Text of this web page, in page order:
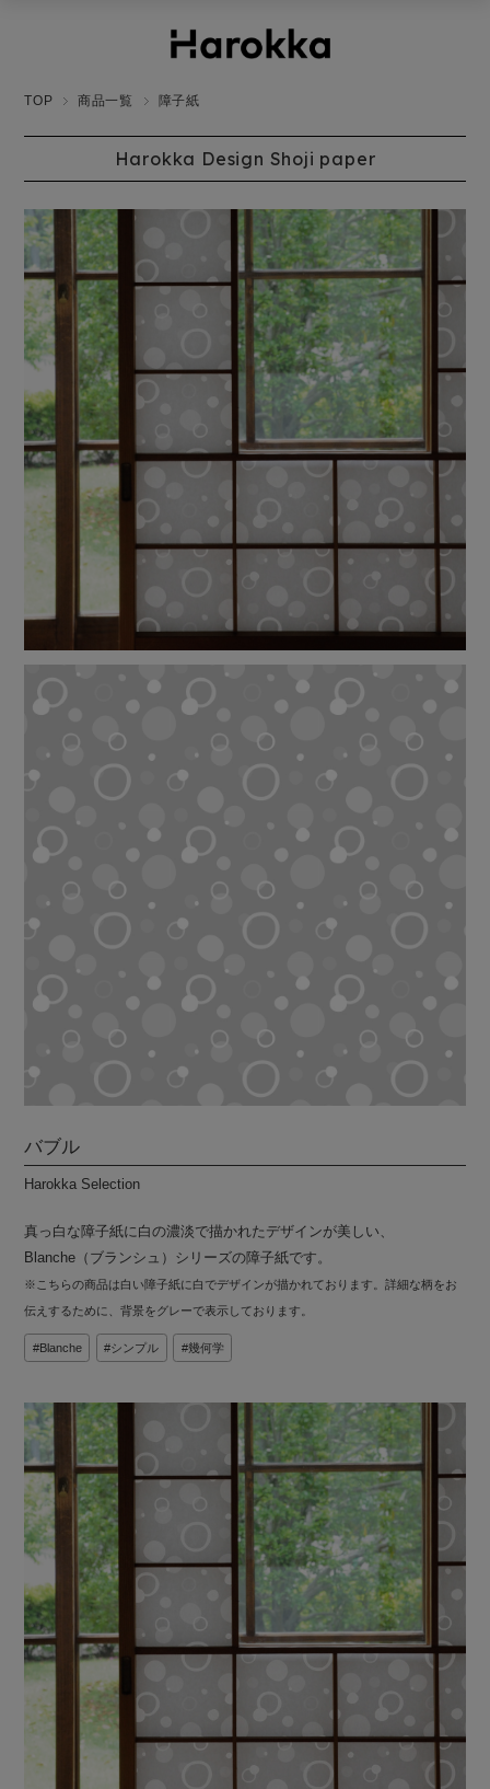
TOP 商品一覧 障子紙
Harokka Design Shoji paper
バブル
Harokka Selection
真っ白な障子紙に白の濃淡で描かれたデザインが美しい、
Blanche（ブランシュ）シリーズの障子紙です。
※こちらの商品は白い障子紙に白でデザインが描かれております。詳細な柄をお
伝えするために、背景をグレーで表示しております。
Blanche シンプル 幾何学